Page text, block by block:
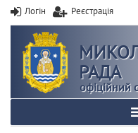
Логін Реєстрація
РАДА
офіційний